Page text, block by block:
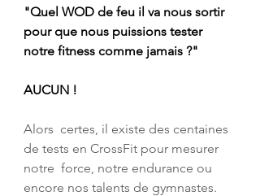
"Quel WOD de feu il va nous sortir
pour que nous puissions tester
notre fitness comme jamais ?"
AUCUN !
Alors  certes, il existe des centaines
de tests en CrossFit pour mesurer
notre  force, notre endurance ou
encore nos talents de gymnastes.